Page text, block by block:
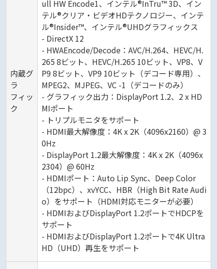
内蔵グ
ラ
フィッ
ク
ull HW Encode1、インテル®InTru™ 3D、イン
テル®クリア・ビデオHDテクノロジー、インテ
ル®Insider™、インテル®UHDグラフィックス
- DirectX 12
- HWAEncode/Decode：AVC/H.264、HEVC/H.
265 8ビット、HEVC/H.265 10ビット、VP8、V
P9 8ビット、VP9 10ビット（デコード専用）、
MPEG2、MJPEG、VC -1（デコードのみ）
- グラフィック出力：DisplayPort 1.2、2 x HD
MIポート
- トリプルモニタをサポート
- HDMI最大解像度：4K x 2K（4096x2160）@ 3
0Hz
- DisplayPort 1.2最大解像度：4K x 2K（4096x
2304）@ 60Hz
- HDMIポート：Auto Lip Sync、Deep Color
（12bpc）、xvYCC、HBR（High Bit Rate Audi
o）をサポート（HDMI対応モニターが必要）
- HDMIおよびDisplayPort 1.2ポートでHDCPを
サポート
- HDMIおよびDisplayPort 1.2ポートで4K Ultra
HD（UHD）再生をサポート